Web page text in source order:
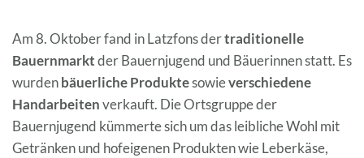
Am 8. Oktober fand in Latzfons dertraditionelle
Bauernmarktder Bauernjugend und Bäuerinnen statt. Es
wurdenbäuerliche Produktesowieverschiedene
Handarbeitenverkauft. Die Ortsgruppe der
Bauernjugend kümmerte sich um das leibliche Wohl mit
Getränken und hofeigenen Produkten wie Leberkäse,